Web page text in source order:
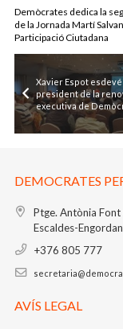
Demòcrates dedica la
de la Jornada Martí
Participació Ciutadana
Xavier Espot esdevé
president de la
executiva de
DEMOCRATES
Ptge. Antònia Font
Escaldes-
+376 805 777
AVÍS LEGAL